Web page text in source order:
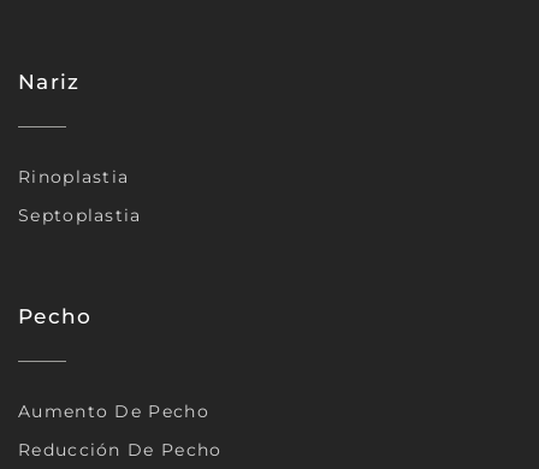
Nariz
Rinoplastia
Septoplastia
Pecho
Aumento De Pecho
Reducción De Pecho